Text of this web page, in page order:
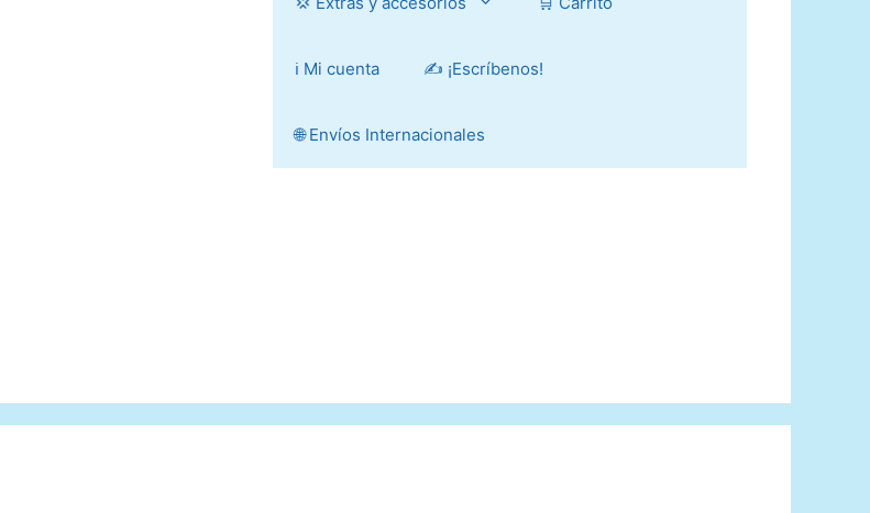
ℹ️ Mi cuenta ✍️ ¡Escríbenos!
🌐 Envíos Internacionales